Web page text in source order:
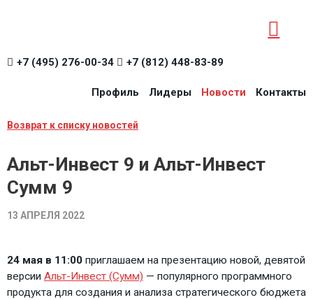
+7 (495) 276-00-34 +7 (812) 448-83-89
Профиль Лидеры Новости Контакты
Возврат к списку новостей
Альт-Инвест 9 и Альт-Инвест
Сумм 9
13 АПРЕЛЯ 2022
24 мая в 11:00 приглашаем на презентацию новой, девятой
версии Альт-Инвест (Сумм) — популярного программного
продукта для создания и анализа стратегического бюджета